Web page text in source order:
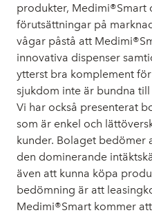
produkter, Medimi®Smart
förutsättningar på
vågar påstå att
innovativa dispenser
ytterst bra komplement
sjukdom inte är bundna till
Vi har också presenterat
som är enkel och
kunder. Bolaget bedömer
den dominerande
även att kunna köpa
bedömning är att
Medimi®Smart kommer